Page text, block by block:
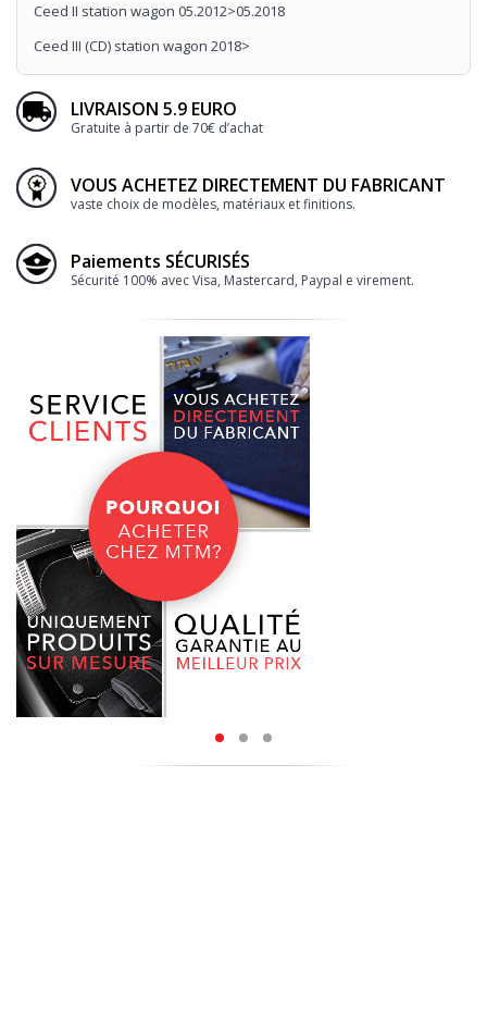
Ceed II station wagon 05.2012>05.2018
Ceed III (CD) station wagon 2018>
LIVRAISON 5.9 EURO
Gratuite à partir de 70€ d’achat
VOUS ACHETEZ DIRECTEMENT DU FABRICANT
vaste choix de modèles, matériaux et finitions.
Paiements SÉCURISÉS
Sécurité 100% avec Visa, Mastercard, Paypal e virement.